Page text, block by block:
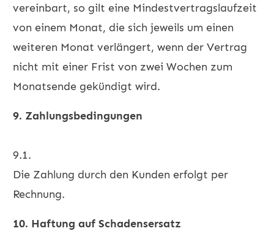
vereinbart, so gilt eine Mindestvertragslaufzeit
von einem Monat, die sich jeweils um einen
weiteren Monat verlängert, wenn der Vertrag
nicht mit einer Frist von zwei Wochen zum
Monatsende gekündigt wird.
9. Zahlungsbedingungen
9.1.
Die Zahlung durch den Kunden erfolgt per
Rechnung.
10. Haftung auf Schadensersatz